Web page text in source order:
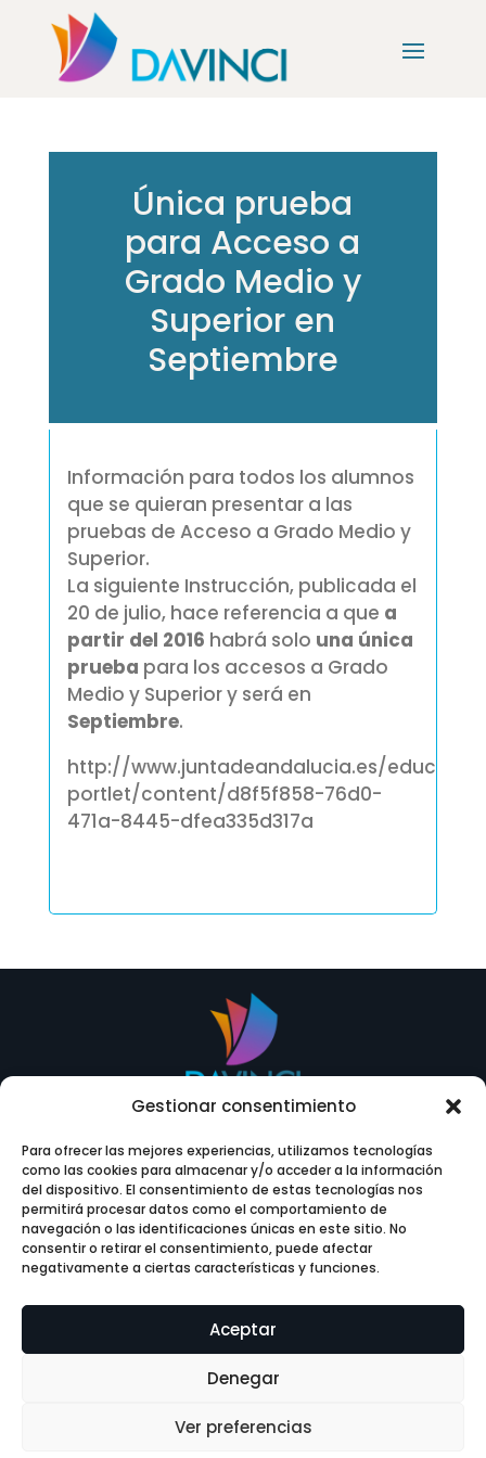
Gestionar consentimiento
Para ofrecer las mejores experiencias, utilizamos tecnologías
como las cookies para almacenar y/o acceder a la información
del dispositivo. El consentimiento de estas tecnologías nos
permitirá procesar datos como el comportamiento de
navegación o las identificaciones únicas en este sitio. No
consentir o retirar el consentimiento, puede afectar
negativamente a ciertas características y funciones.
Aceptar
Denegar
Ver preferencias
Única prueba
para Acceso a
Grado Medio y
Superior en
Septiembre
Información para todos los alumnos
que se quieran presentar a las
pruebas de Acceso a Grado Medio y
Superior.
La siguiente Instrucción, publicada el
20 de julio, hace referencia a que a
partir del 2016 habrá solo una única
prueba para los accesos a Grado
Medio y Superior y será en
Septiembre.
http://www.juntadeandalucia.es/
portlet/content/d8f5f858-76d0-
471a-8445-dfea335d317a
